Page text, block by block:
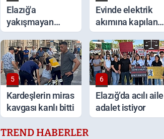
Elazığ'a
yakışmayan
görüntüler
Evinde elektrik
akımına kapılan
yaşlı kadın
hayatını kaybetti
5
Kardeşlerin miras
kavgası kanlı bitti
6
Elazığ’da acılı aile
adalet istiyor
TREND HABERLER